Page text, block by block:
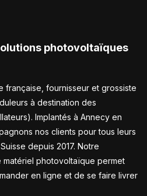
photovoltaïques
française, fournisseur et grossiste
à destination des
Implantés à Annecy en
nos clients pour tous leurs
depuis 2017. Notre
photovoltaïque permet
en ligne et de se faire livrer